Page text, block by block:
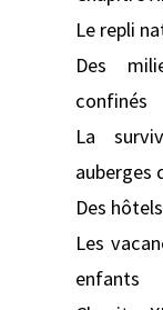
Le repli
Des
confinés
La
auberges
Des
Les
enfants